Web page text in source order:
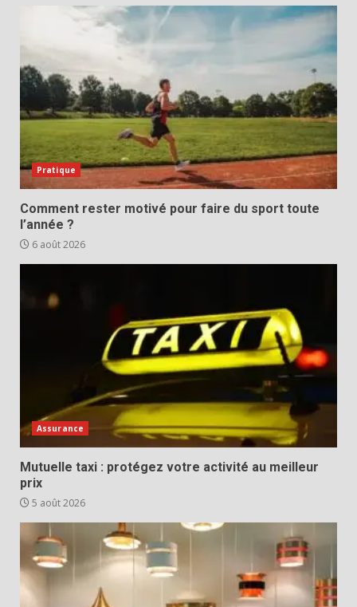
Pratique
Comment rester motivé pour faire du sport toute
l’année ?
6 août 2026
Assurance
Mutuelle taxi : protégez votre activité au meilleur
prix
5 août 2026